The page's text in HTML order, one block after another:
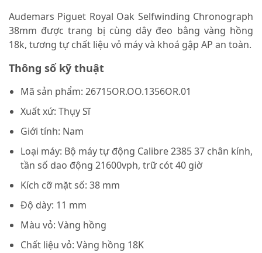
Audemars Piguet Royal Oak Selfwinding Chronograph
38mm được trang bị cùng dây đeo bằng vàng hồng
18k, tương tự chất liệu vỏ máy và khoá gập AP an toàn.
Thông số kỹ thuật
Mã sản phẩm: 26715OR.OO.1356OR.01
Xuất xứ: Thụy Sĩ
Giới tính: Nam
Loại máy: Bộ máy tự động Calibre 2385 37 chân kính,
tần số dao động 21600vph, trữ cót 40 giờ
Kích cỡ mặt số: 38 mm
Độ dày: 11 mm
Màu vỏ: Vàng hồng
Chất liệu vỏ: Vàng hồng 18K